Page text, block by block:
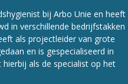
bij Arbo Unie en heeft
in verschillende bedrijfstakken
als projectleider van grote
en is gespecialiseerd in
als de specialist op het